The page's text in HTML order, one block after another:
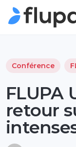
Conférence
FLUPA
retour